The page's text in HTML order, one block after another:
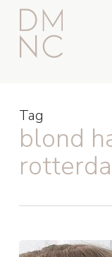
Skip
main
content
Tag
blond
Haartoners: